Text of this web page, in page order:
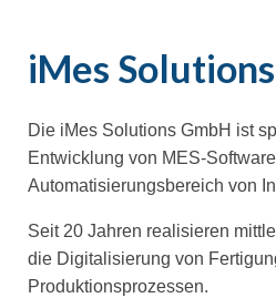
iMes
Die iMes Solutions GmbH ist
Entwicklung von MES-
Automatisierungsbereich von
Seit 20 Jahren realisieren
die Digitalisierung von
Produktionsprozessen.